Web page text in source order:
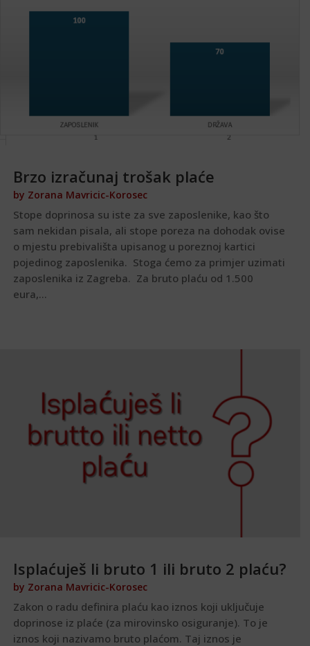
Brzo izračunaj trošak plaće
by Zorana Mavricic-Korosec
Stope doprinosa su iste za sve zaposlenike, kao što
sam nekidan pisala, ali stope poreza na dohodak ovise
o mjestu prebivališta upisanog u poreznoj kartici
pojedinog zaposlenika. Stoga ćemo za primjer uzimati
zaposlenika iz Zagreba. Za bruto plaću od 1.500
eura,...
Isplaćuješ li bruto 1 ili bruto 2 plaću?
by Zorana Mavricic-Korosec
Zakon o radu definira plaću kao iznos koji uključuje
doprinose iz plaće (za mirovinsko osiguranje). To je
iznos koji nazivamo bruto plaćom. Taj iznos je